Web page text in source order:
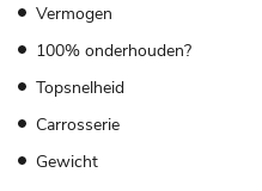
Vermogen
100% onderhouden?
Topsnelheid
Carrosserie
Gewicht